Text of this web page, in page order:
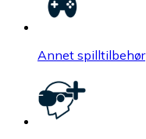
Annet spilltilbehør